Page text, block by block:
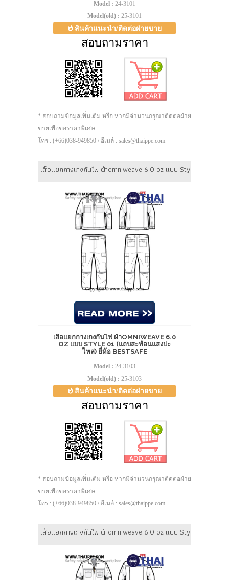
Model : 24-3101
Model(old) : 25-3101
สินค้าแนะนำ/ติดต่อฝ่ายขาย
สอบถามราคา
* สอบถามข้อมูลเพิ่มเติม หรือ หากมีจำนวนกรุณาติดต่อฝ่าย
ขายเพื่อขอราคาพิเศษ
โทร : (+66)038-949850 / อีเมล์ : sales@thaippe.com
เสื้อแยกกางเกงกันไฟ ผ้าomniweave 6.0 oz แบบ Style 01 (แถบ
เสื้อแยกกางเกงกันไฟ ผ้าOMNIWEAVE 6.0
OZ แบบ STYLE 01 (แถบสะท้อนแสงปะ
ไหล่) ยี่ห้อ BESTSAFE
Model : 24-3103
Model(old) : 25-3103
สินค้าแนะนำ/ติดต่อฝ่ายขาย
สอบถามราคา
* สอบถามข้อมูลเพิ่มเติม หรือ หากมีจำนวนกรุณาติดต่อฝ่าย
ขายเพื่อขอราคาพิเศษ
โทร : (+66)038-949850 / อีเมล์ : sales@thaippe.com
เสื้อแยกกางเกงกันไฟ ผ้าomniweave 6.0 oz แบบ Style 02 (แถบ